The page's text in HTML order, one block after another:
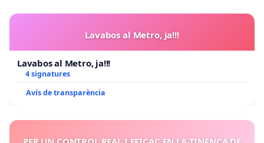
Lavabos al Metro, ja!!!
Lavabos al Metro, ja!!!
4 signatures
Avís de transparència